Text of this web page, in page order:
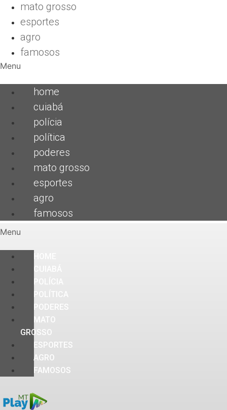
mato grosso
esportes
agro
famosos
Menu
home
cuiabá
polícia
política
poderes
mato grosso
esportes
agro
famosos
Menu
PODERES
MATO
GROSSO
ESPORTES
AGRO
FAMOSOS